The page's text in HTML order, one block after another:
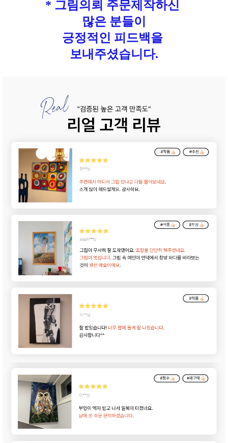
* 그림의뢰 주문제작하신
많은 분들이
긍정적인 피드백을
보내주셨습니다.